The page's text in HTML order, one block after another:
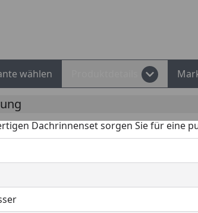
wählen
Dachrinnenset sorgen Sie für eine